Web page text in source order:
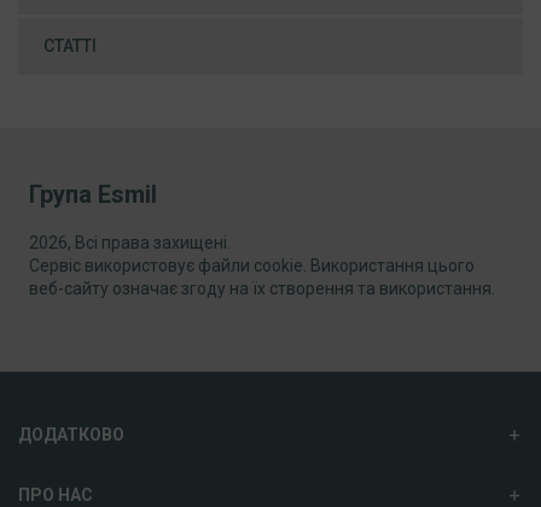
СТАТТІ
Група Esmil
2026, Всі права захищені.
Сервіс використовує файли cookie. Використання цього
веб-сайту означає згоду на їх створення та використання.
ДОДАТКОВО
ПРО НАС